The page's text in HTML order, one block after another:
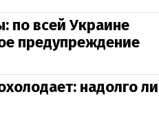
по всей Украине
предупреждение
надолго ли